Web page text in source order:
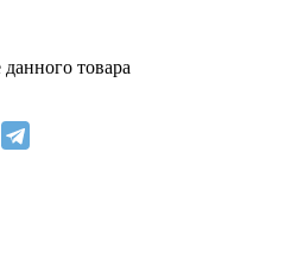
товара